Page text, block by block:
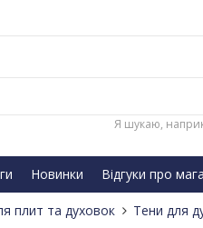
Я шукаю,
Новинки Відгуки про
плит та духовок Тени для